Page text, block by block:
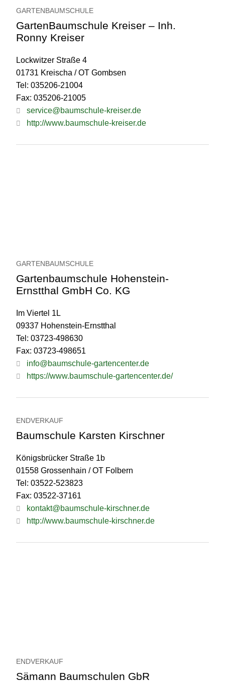
GARTENBAUMSCHULE
GartenBaumschule Kreiser – Inh.
Ronny Kreiser
Lockwitzer Straße 4
01731 Kreischa / OT Gombsen
Tel: 035206-21004
Fax: 035206-21005
service@baumschule-kreiser.de
http://www.baumschule-kreiser.de
GARTENBAUMSCHULE
Gartenbaumschule Hohenstein-
Ernstthal GmbH Co. KG
Im Viertel 1L
09337 Hohenstein-Ernstthal
Tel: 03723-498630
Fax: 03723-498651
info@baumschule-gartencenter.de
https://www.baumschule-gartencenter.de/
ENDVERKAUF
Baumschule Karsten Kirschner
Königsbrücker Straße 1b
01558 Grossenhain / OT Folbern
Tel: 03522-523823
Fax: 03522-37161
kontakt@baumschule-kirschner.de
http://www.baumschule-kirschner.de
ENDVERKAUF
Sämann Baumschulen GbR